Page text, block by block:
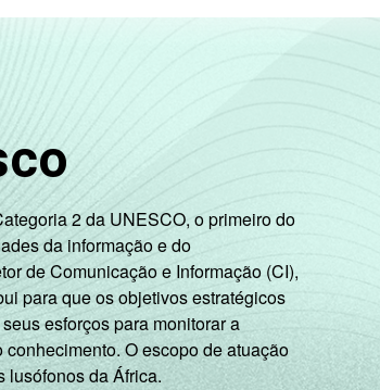
2 da UNESCO, o primeiro do
da informação e do
de Comunicação e Informação (CI),
para que os objetivos estratégicos
esforços para monitorar a
O escopo de atuação
lusófonos da África.